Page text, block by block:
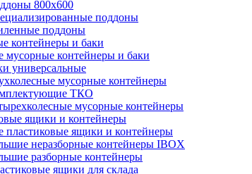
800х600
поддоны
поддоны
контейнеры и баки
мусорные контейнеры и баки
универсальные
мусорные контейнеры
ТКО
мусорные контейнеры
ящики и контейнеры
пластиковые ящики и контейнеры
неразборные контейнеры IBOX
разборные контейнеры
ящики для склада